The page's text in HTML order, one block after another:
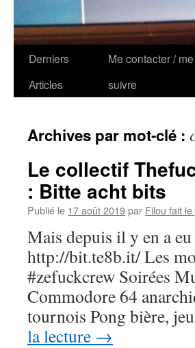
Derniers
Articles
Me contacter / me
suivre
Archives par mot-clé :
Le collectif
: Bitte acht bits
Publié le 17 août 2019par Filou fait
Mais depuis il y en a
http://bit.te8b.it/ Les
#zefuckcrew Soirées
Commodore 64
tournois Pong bière,
la lecture →